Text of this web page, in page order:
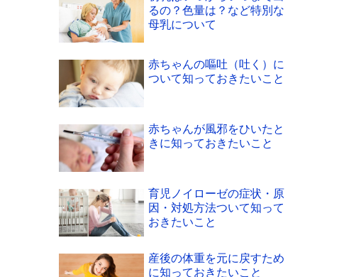
るの？色量は？など特別な
母乳について
赤ちゃんの嘔吐（吐く）に
ついて知っておきたいこと
赤ちゃんが風邪をひいたと
きに知っておきたいこと
育児ノイローゼの症状・原
因・対処方法ついて知って
おきたいこと
産後の体重を元に戻すため
に知っておきたいこと